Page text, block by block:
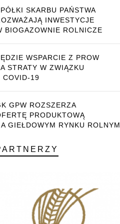
SKARBU PAŃSTWA
INWESTYCJE
BIOGAZOWNIE ROLNICZE
WSPARCIE Z PROW
STRATY W ZWIĄZKU
COVID-19
GPW ROZSZERZA
PRODUKTOWĄ
GIEŁDOWYM RYNKU ROLNYM